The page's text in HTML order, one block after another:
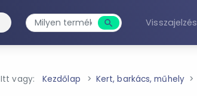
search
Keresés
Visszajelzés
Itt vagy: Kezdőlap Kert, barkács, műhely